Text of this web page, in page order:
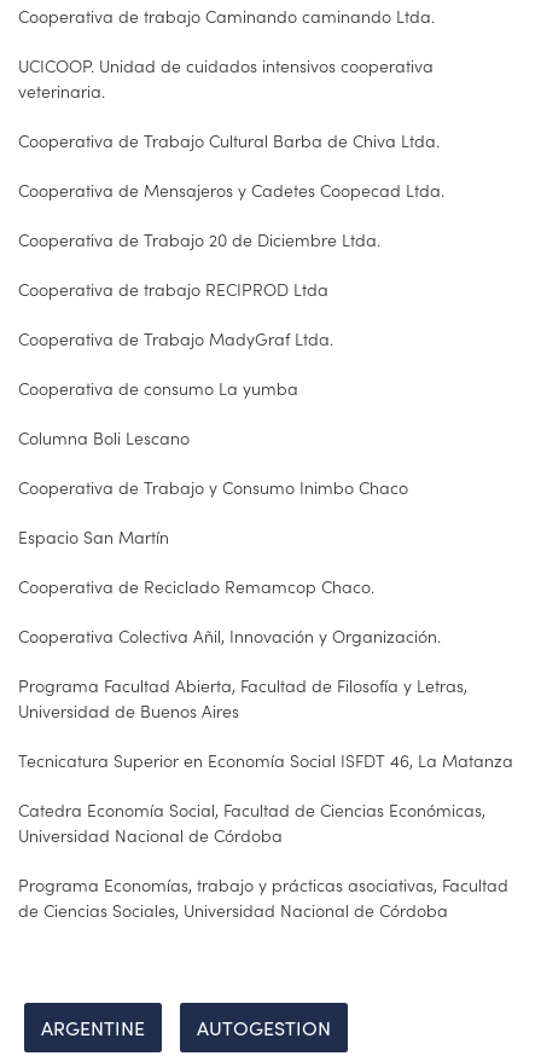
Cooperativa de trabajo Caminando caminando Ltda.
UCICOOP. Unidad de cuidados intensivos cooperativa
veterinaria.
Cooperativa de Trabajo Cultural Barba de Chiva Ltda.
Cooperativa de Mensajeros y Cadetes Coopecad Ltda.
Cooperativa de Trabajo 20 de Diciembre Ltda.
Cooperativa de trabajo RECIPROD Ltda
Cooperativa de Trabajo MadyGraf Ltda.
Cooperativa de consumo La yumba
Columna Boli Lescano
Cooperativa de Trabajo y Consumo Inimbo Chaco
Espacio San Martín
Cooperativa de Reciclado Remamcop Chaco.
Cooperativa Colectiva Añil, Innovación y Organización.
Programa Facultad Abierta, Facultad de Filosofía y Letras,
Universidad de Buenos Aires
Tecnicatura Superior en Economía Social ISFDT 46, La Matanza
Catedra Economía Social, Facultad de Ciencias Económicas,
Universidad Nacional de Córdoba
Programa Economías, trabajo y prácticas asociativas, Facultad
de Ciencias Sociales, Universidad Nacional de Córdoba
ARGENTINE AUTOGESTION